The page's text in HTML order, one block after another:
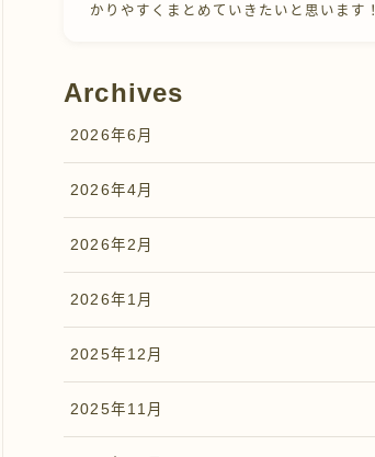
かりやすくまとめていきたいと思います！
Archives
2026年6月
2026年4月
2026年2月
2026年1月
2025年12月
2025年11月